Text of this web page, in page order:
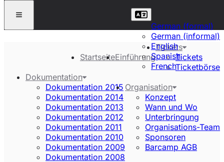
German (formal)
German (informal)
English
Spanish
French
StartseiteEinführung
Tickets
Tickets
Ticketbörse
Dokumentation
Dokumentation 2015
Dokumentation 2014
Dokumentation 2013
Dokumentation 2012
Dokumentation 2011
Dokumentation 2010
Dokumentation 2009
Dokumentation 2008
Organisation
Konzept
Wann und Wo
Unterbringung
Organisations-Team
Sponsoren
Barcamp AGB